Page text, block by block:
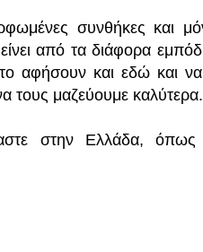
συνθήκες και
από τα διάφορα
αφήσουν και εδώ και να
τους μαζεύουμε καλύτερα.
στην Ελλάδα, όπως